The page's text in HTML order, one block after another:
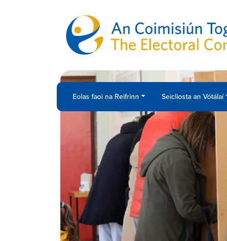
Eolas faoi na Reifrinn Seicliosta an Vótálaí